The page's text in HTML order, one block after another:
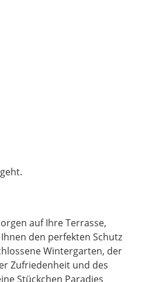
auf Ihre Terrasse,
den perfekten Schutz
Wintergarten, der
Zufriedenheit und des
Stückchen Paradies